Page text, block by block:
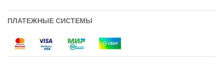
ПЛАТЕЖНЫЕ СИСТЕМЫ